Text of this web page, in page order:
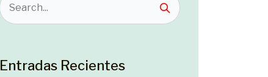
Entradas Recientes